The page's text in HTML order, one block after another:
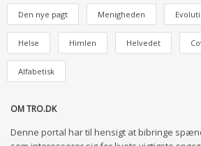
Den nye pagt Menigheden
Helse Himlen Helvedet
Alfabetisk
OM TRO.DK
Denne portal har til hensigt at bibringe